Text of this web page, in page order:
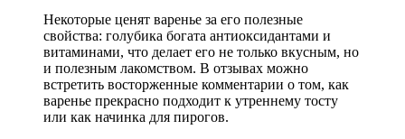
Некоторые ценят варенье за его полезные
свойства: голубика богата антиоксидантами и
витаминами, что делает его не только вкусным, но
и полезным лакомством. В отзывах можно
встретить восторженные комментарии о том, как
варенье прекрасно подходит к утреннему тосту
или как начинка для пирогов.